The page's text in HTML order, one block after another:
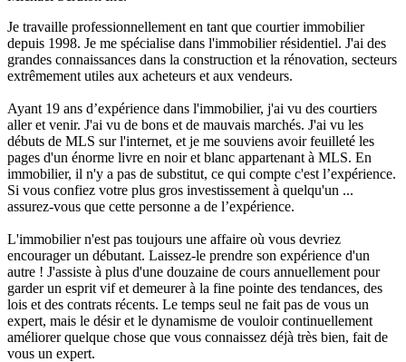
Je travaille professionnellement en tant que courtier immobilier
depuis 1998. Je me spécialise dans l'immobilier résidentiel. J'ai des
grandes connaissances dans la construction et la rénovation, secteurs
extrêmement utiles aux acheteurs et aux vendeurs.
Ayant 19 ans d’expérience dans l'immobilier, j'ai vu des courtiers
aller et venir. J'ai vu de bons et de mauvais marchés. J'ai vu les
débuts de MLS sur l'internet, et je me souviens avoir feuilleté les
pages d'un énorme livre en noir et blanc appartenant à MLS. En
immobilier, il n'y a pas de substitut, ce qui compte c'est l’expérience.
Si vous confiez votre plus gros investissement à quelqu'un ...
assurez-vous que cette personne a de l’expérience.
L'immobilier n'est pas toujours une affaire où vous devriez
encourager un débutant. Laissez-le prendre son expérience d'un
autre ! J'assiste à plus d'une douzaine de cours annuellement pour
garder un esprit vif et demeurer à la fine pointe des tendances, des
lois et des contrats récents. Le temps seul ne fait pas de vous un
expert, mais le désir et le dynamisme de vouloir continuellement
améliorer quelque chose que vous connaissez déjà très bien, fait de
vous un expert.